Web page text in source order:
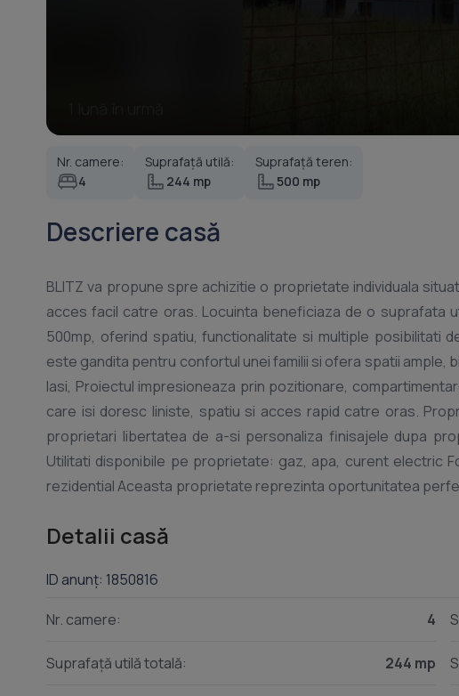
Nr. camere:
4
Suprafață utilă:
244 mp
Suprafață teren:
500 mp
Descriere casă
BLITZ va propune spre achizitie o proprietate individuala
acces facil catre oras. Locuinta beneficiaza de o
500mp, oferind spatiu, functionalitate si multiple posibilitati
este gandita pentru confortul unei familii si ofera spatii
Iasi, Proiectul impresioneaza prin pozitionare,
care isi doresc liniste, spatiu si acces rapid catre oras.
proprietari libertatea de a-si personaliza finisajele dupa
Utilitati disponibile pe proprietate: gaz, apa, curent electric
rezidential Aceasta proprietate reprezinta oportunitatea
Detalii casă
ID anunț: 1850816
Nr. camere: 4
Suprafață utilă totală: 244 mp